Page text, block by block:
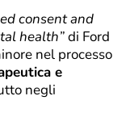
consent and
health”di Ford
nel processo
e
negli